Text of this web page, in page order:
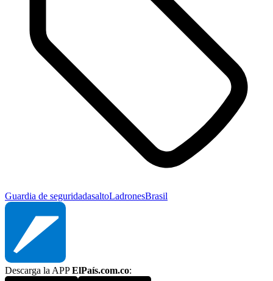
Guardia de seguridadasaltoLadronesBrasil
Descarga la APPElPaís.com.co: